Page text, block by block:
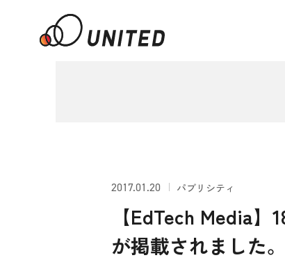
2017.01.20 パブリシティ
【EdTech Media
が掲載されました。